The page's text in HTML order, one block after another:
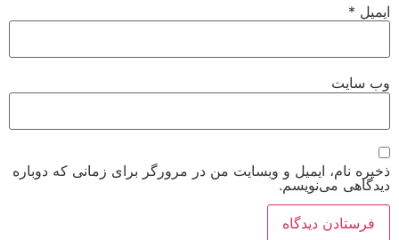
ایمیل*
وب‌ سایت
ذخیره نام، ایمیل و وبسایت من در مرورگر برای زمانی که دوباره
دیدگاهی می‌نویسم.